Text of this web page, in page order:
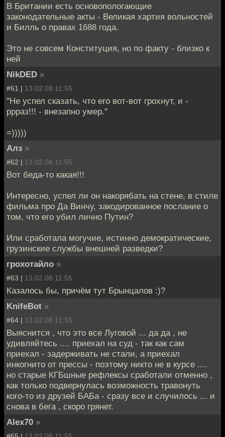
В Британии есть основопологающие
законодательные акты - Великая хартия вольностей
и Билль о правах 1688 года.
Это не совсем Конституция, но по факту - близко к
ней
NikDED »
#61 | 13.02.08 11:55
"Не успел сказать, что его вот-вот грохнут, и -
ррраз!!! - внезапно умер."
=)))))
Алз »
#62 | 13.02.08 11:55
Вот беда-то какая!!!
Интересно, успел ли он накорябать на стене, в стиле
фильма про Да Винчу, закодированное послание о
том, что его убил лично Путин?
Или сработала могучие, истинно демократические,
грузинские службы внешней разведки?
грохотайло »
#63 | 13.02.08 11:55
Казалось бы, причём тут Брынцалов :)?
KnifeBot »
#64 | 13.02.08 11:55
Выяснится , что это все Луговой ... да да , не
удивляйтесь .... приехал на суд - так как сам
приехал - задерживать не стали, а приехал
инкогнито от прессы - поэтому никто не в курсе ....
но старые КГБшные рефлексы сработали отменно ,
как только подвернулась возможность травонуть
кого-то из друзей БАБа - сразу все и случилось ... и
снова в бега , скоро грянет.
Alex70 »